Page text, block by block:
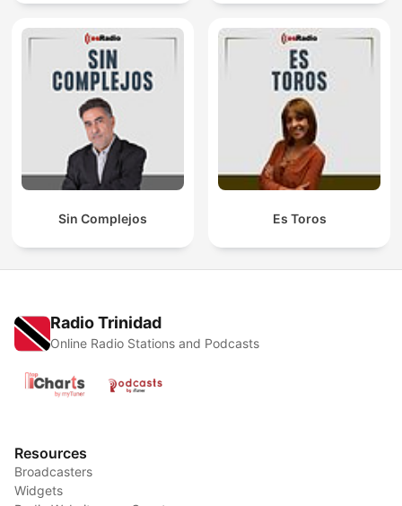
Sin Complejos Es Toros
Radio Trinidad
Online Radio Stations and Podcasts
Resources
Broadcasters
Widgets